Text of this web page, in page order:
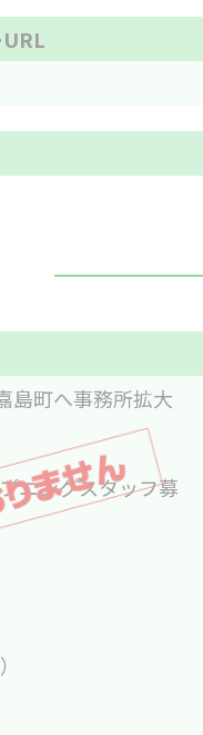
島町へ事務所拡大
ニングスタッフ募